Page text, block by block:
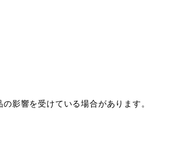
影響を受けている場合があります。